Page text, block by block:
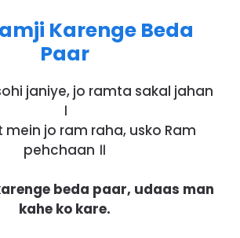
Karenge Beda
Paar
janiye, jo ramta sakal jahan
।
jo ram raha, usko Ram
pehchaan ॥
beda paar, udaas man
kahe ko kare.